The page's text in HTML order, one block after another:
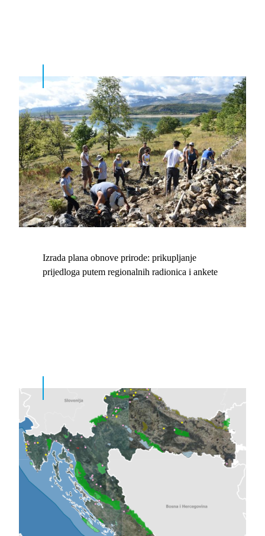
Izrada plana obnove prirode: prikupljanje
prijedloga putem regionalnih radionica i ankete